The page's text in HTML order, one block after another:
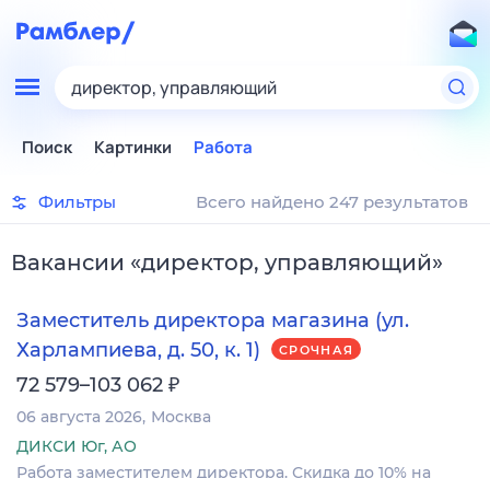
директор, управляющий
Поиск Картинки Работа
Фильтры Всего найдено 247 результатов
Вакансии «директор, управляющий»
Заместитель директора магазина (ул.
Харлампиева, д. 50, к. 1)
СРОЧНАЯ
72 579–103 062 ₽
06 августа 2026 Москва
ДИКСИ Юг, АО
Работа заместителем директора. Скидка до 10% на